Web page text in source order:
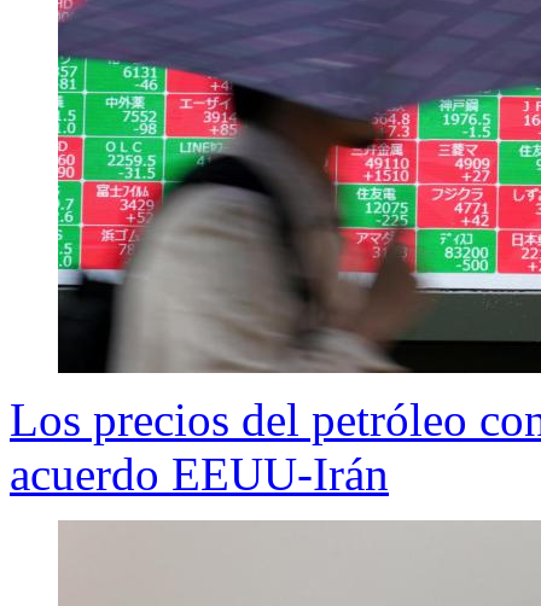
Los precios del petróleo
acuerdo EEUU-Irán